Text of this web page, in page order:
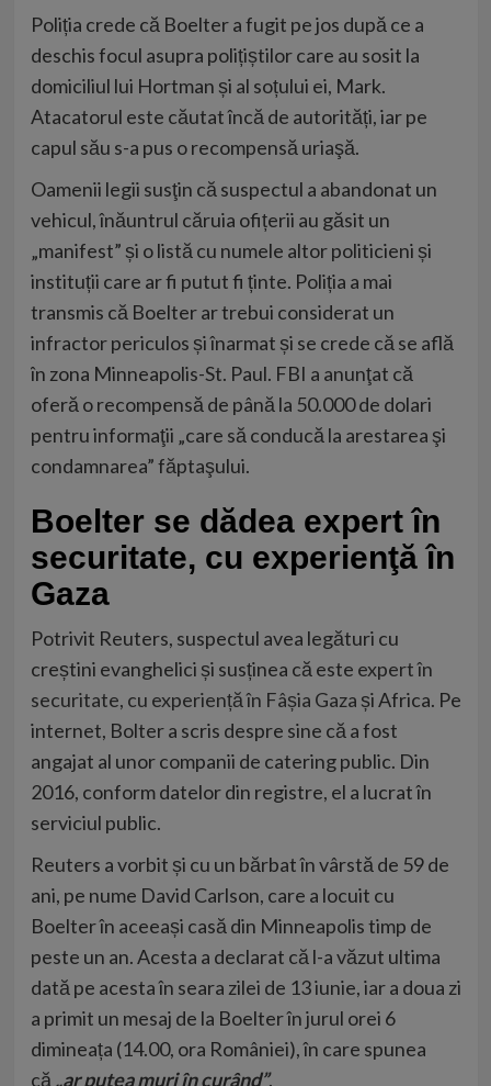
Poliția crede că Boelter a fugit pe jos după ce a
deschis focul asupra polițiștilor care au sosit la
domiciliul lui Hortman și al soțului ei, Mark.
Atacatorul este căutat încă de autorități, iar pe
capul său s-a pus o recompensă uriaşă.
Oamenii legii susţin că suspectul a abandonat un
vehicul, înăuntrul căruia ofițerii au găsit un
„manifest” și o listă cu numele altor politicieni și
instituții care ar fi putut fi ținte. Poliția a mai
transmis că Boelter ar trebui considerat un
infractor periculos și înarmat și se crede că se află
în zona Minneapolis-St. Paul. FBI a anunţat că
oferă o recompensă de până la 50.000 de dolari
pentru informaţii „care să conducă la arestarea şi
condamnarea” făptaşului.
Boelter se dădea expert în
securitate, cu experienţă în
Gaza
Potrivit Reuters, suspectul avea legături cu
creștini evanghelici și susținea că este expert în
securitate, cu experiență în Fâșia Gaza și Africa. Pe
internet, Bolter a scris despre sine că a fost
angajat al unor companii de catering public. Din
2016, conform datelor din registre, el a lucrat în
serviciul public.
Reuters a vorbit și cu un bărbat în vârstă de 59 de
ani, pe nume David Carlson, care a locuit cu
Boelter în aceeași casă din Minneapolis timp de
peste un an. Acesta a declarat că l-a văzut ultima
dată pe acesta în seara zilei de 13 iunie, iar a doua zi
a primit un mesaj de la Boelter în jurul orei 6
dimineața (14.00, ora României), în care spunea
că „ar putea muri în curând”.